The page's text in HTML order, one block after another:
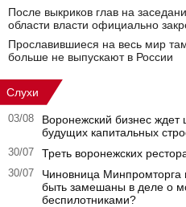
После выкриков глав на
области власти официально
Прославившиеся на весь мир
больше не выпускают в России
Слухи
03/08
Воронежский бизнес ждет
будущих капитальных
30/07 Треть воронежских
30/07
Чиновница
быть замешаны в деле о
беспилотниками?